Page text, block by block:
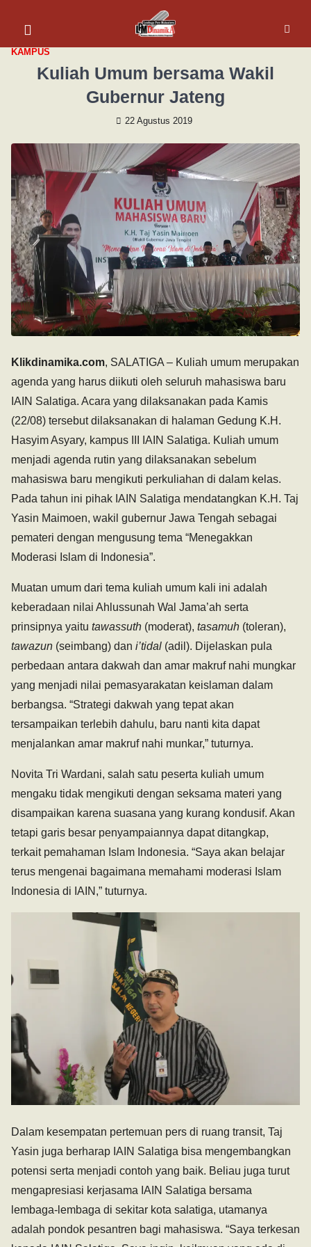
KAMPUS
Kuliah Umum bersama Wakil
Gubernur Jateng
22 Agustus 2019
Klikdinamika.com, SALATIGA – Kuliah umum merupakan
agenda yang harus diikuti oleh seluruh mahasiswa baru
IAIN Salatiga. Acara yang dilaksanakan pada Kamis
(22/08) tersebut dilaksanakan di halaman Gedung K.H.
Hasyim Asyary, kampus III IAIN Salatiga. Kuliah umum
menjadi agenda rutin yang dilaksanakan sebelum
mahasiswa baru mengikuti perkuliahan di dalam kelas.
Pada tahun ini pihak IAIN Salatiga mendatangkan K.H. Taj
Yasin Maimoen, wakil gubernur Jawa Tengah sebagai
pemateri dengan mengusung tema “Menegakkan
Moderasi Islam di Indonesia”.
Muatan umum dari tema kuliah umum kali ini adalah
keberadaan nilai Ahlussunah Wal Jama’ah serta
prinsipnya yaitu tawassuth (moderat), tasamuh (toleran),
tawazun (seimbang) dan i’tidal (adil). Dijelaskan pula
perbedaan antara dakwah dan amar makruf nahi mungkar
yang menjadi nilai pemasyarakatan keislaman dalam
berbangsa. “Strategi dakwah yang tepat akan
tersampaikan terlebih dahulu, baru nanti kita dapat
menjalankan amar makruf nahi munkar,” tuturnya.
Novita Tri Wardani, salah satu peserta kuliah umum
mengaku tidak mengikuti dengan seksama materi yang
disampaikan karena suasana yang kurang kondusif. Akan
tetapi garis besar penyampaiannya dapat ditangkap,
terkait pemahaman Islam Indonesia. “Saya akan belajar
terus mengenai bagaimana memahami moderasi Islam
Indonesia di IAIN,” tuturnya.
Dalam kesempatan pertemuan pers di ruang transit, Taj
Yasin juga berharap IAIN Salatiga bisa mengembangkan
potensi serta menjadi contoh yang baik. Beliau juga turut
mengapresiasi kerjasama IAIN Salatiga bersama
lembaga-lembaga di sekitar kota salatiga, utamanya
adalah pondok pesantren bagi mahasiswa. “Saya terkesan